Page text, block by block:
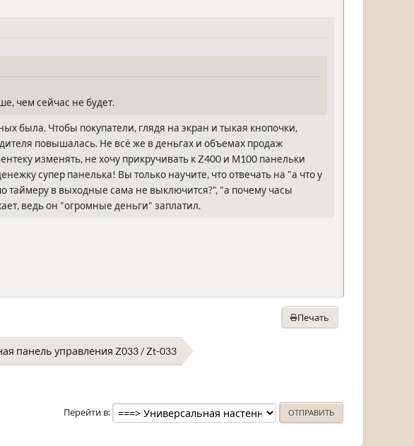
чем сейчас не будет.
была. Чтобы покупатели, глядя на экран и тыкая кнопочки,
повышалась. Не всё же в деньгах и объемах продаж
изменять, не хочу прикручивать к Z400 и М100 панельки
супер панелька! Вы только научите, что отвечать на "а что у
таймеру в выходные сама не выключится?", "а почему часы
ведь он "огромные деньги" заплатил.
Печать
панель управления Z033 / Zt-033
Перейти в